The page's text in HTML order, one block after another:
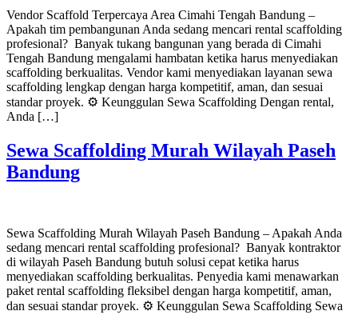
Vendor Scaffold Terpercaya Area Cimahi Tengah Bandung –
Apakah tim pembangunan Anda sedang mencari rental scaffolding
profesional? Banyak tukang bangunan yang berada di Cimahi
Tengah Bandung mengalami hambatan ketika harus menyediakan
scaffolding berkualitas. Vendor kami menyediakan layanan sewa
scaffolding lengkap dengan harga kompetitif, aman, dan sesuai
standar proyek. ⚙️ Keunggulan Sewa Scaffolding Dengan rental,
Anda […]
Sewa Scaffolding Murah Wilayah Paseh
Bandung
Sewa Scaffolding Murah Wilayah Paseh Bandung – Apakah Anda
sedang mencari rental scaffolding profesional? Banyak kontraktor
di wilayah Paseh Bandung butuh solusi cepat ketika harus
menyediakan scaffolding berkualitas. Penyedia kami menawarkan
paket rental scaffolding fleksibel dengan harga kompetitif, aman,
dan sesuai standar proyek. ⚙️ Keunggulan Sewa Scaffolding Sewa